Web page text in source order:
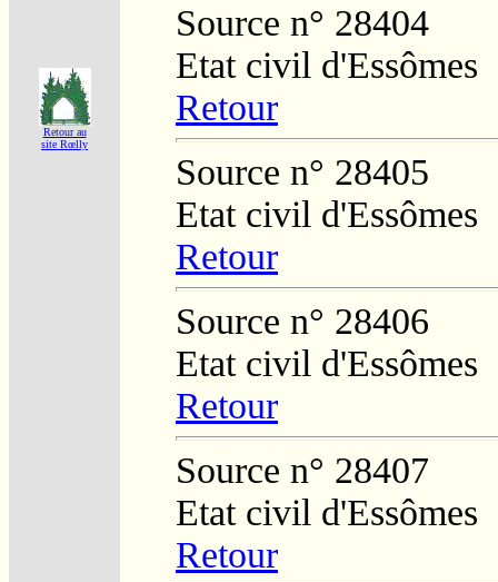
Retour au
site Rœlly
Source n° 28404
Etat civil d'Essômes
Retour
Source n° 28405
Etat civil d'Essômes
Retour
Source n° 28406
Etat civil d'Essômes
Retour
Source n° 28407
Etat civil d'Essômes
Retour